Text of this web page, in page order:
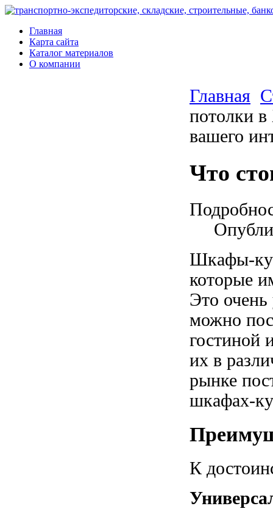
Главная
Карта сайта
Каталог материалов
О компании
Главная
потолки в
вашего
Что
Шкафы-
которые
Это
можно
гостиной
их в
рынке
шкафах-
К